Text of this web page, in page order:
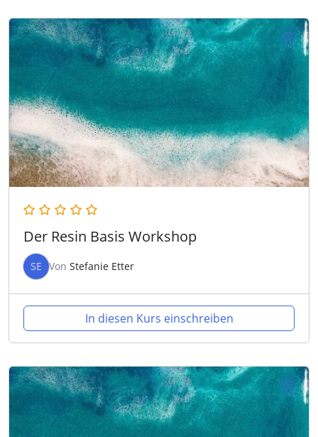
Der Resin Basis Workshop
SE Von Stefanie Etter
In diesen Kurs einschreiben